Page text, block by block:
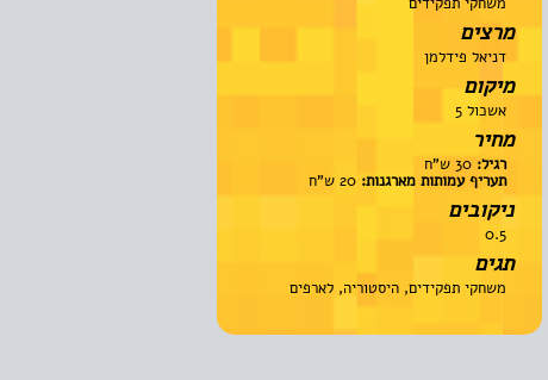
מרצים
דניאל פידלמן
מיקום
אשכול 5
מחיר
רגיל:
תעריף עמותות מארגנות:
ניקובים
0.5
תגים
משחקי תפקידים, היסטוריה, לארפים